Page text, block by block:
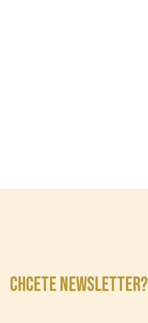
CHCETE NEWSLETTER?